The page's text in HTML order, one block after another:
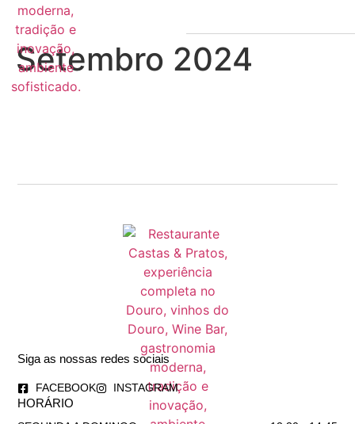
Setembro 2024
Siga as nossas redes sociais
FACEBOOK INSTAGRAM
HORÁRIO